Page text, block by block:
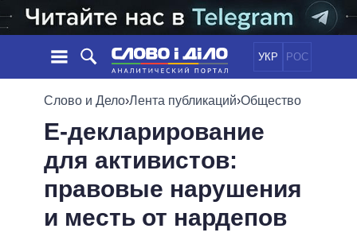
УКР РОС
НОВОСТИ
ЛЕНТА
СОБЫТИЯ
СТАТЬИ
МНЕНИЯ
ОБЗОРЫ
ПОЛИТИКА
ЭКОНОМИКА
ОБЩЕСТВО
МИР
ОБЕЩАНИЯ
ПОЛИТИКИ
ВСЕ ПОЛИТИКИ
ПРЕЗИДЕНТ И ОФИС
ИНФОГРАФИКА
Слово и Дело›Лента публикаций›Общество
Е-декларирование
для активистов:
правовые нарушения
и месть от нардепов